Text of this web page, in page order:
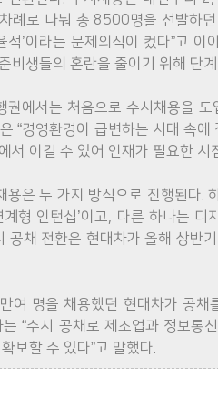
례로 나눠 총 8500명을 선발하
적’이라는 문제의식이 컸다”고
비생들의 혼란을 줄이기 위해 단
권에서는 처음으로 수시채용을 도
“경영환경이 급변하는 시대 속
서 이길 수 있어 인재가 필요한 시
용은 두 가지 방식으로 진행된다.
계형 인턴십’이고, 다른 하나는
공채 전환은 현대차가 올해 상반
여 명을 채용했던 현대차가 공채
“수시 공채로 제조업과 정보통
보할 수 있다”고 말했다.